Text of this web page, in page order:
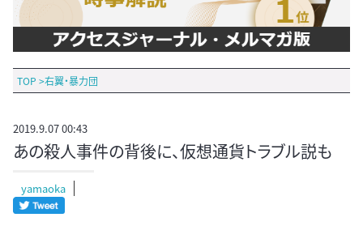
TOP >右翼・暴力団
2019.9.07 00:43
あの殺人事件の背後に、仮想通貨トラブル説も
yamaoka